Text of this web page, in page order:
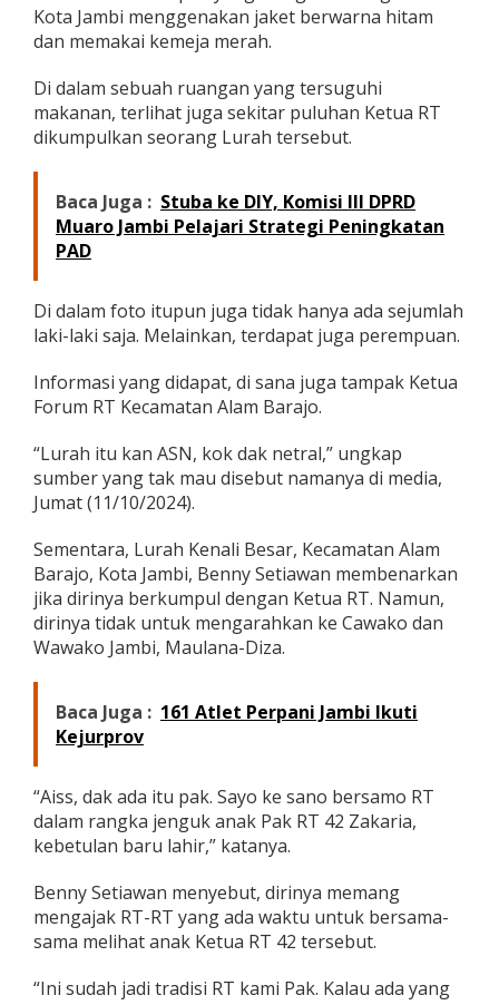
Kota Jambi menggenakan jaket berwarna hitam
dan memakai kemeja merah.
Di dalam sebuah ruangan yang tersuguhi
makanan, terlihat juga sekitar puluhan Ketua RT
dikumpulkan seorang Lurah tersebut.
Baca Juga : Stuba ke DIY, Komisi III DPRD
Muaro Jambi Pelajari Strategi Peningkatan
PAD
Di dalam foto itupun juga tidak hanya ada sejumlah
laki-laki saja. Melainkan, terdapat juga perempuan.
Informasi yang didapat, di sana juga tampak Ketua
Forum RT Kecamatan Alam Barajo.
“Lurah itu kan ASN, kok dak netral,” ungkap
sumber yang tak mau disebut namanya di media,
Jumat (11/10/2024).
Sementara, Lurah Kenali Besar, Kecamatan Alam
Barajo, Kota Jambi, Benny Setiawan membenarkan
jika dirinya berkumpul dengan Ketua RT. Namun,
dirinya tidak untuk mengarahkan ke Cawako dan
Wawako Jambi, Maulana-Diza.
Baca Juga : 161 Atlet Perpani Jambi Ikuti
Kejurprov
“Aiss, dak ada itu pak. Sayo ke sano bersamo RT
dalam rangka jenguk anak Pak RT 42 Zakaria,
kebetulan baru lahir,” katanya.
Benny Setiawan menyebut, dirinya memang
mengajak RT-RT yang ada waktu untuk bersama-
sama melihat anak Ketua RT 42 tersebut.
“Ini sudah jadi tradisi RT kami Pak. Kalau ada yang